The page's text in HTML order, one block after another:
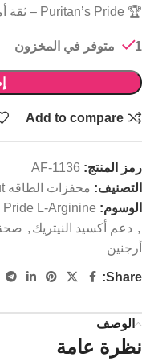
🏆 Puritan’s Pride – ثقة أمريكية منذ 1973
1 متوفر في المخزون
Add to compare
رمز المنتج: AF-1136
التصنيف: محفزات الطاقه preworkout
الوسوم: Pride L-Arginine
, دعم أكسيد النيتريك ,
أرجنين
Share:
الوصف
نظرة عامة